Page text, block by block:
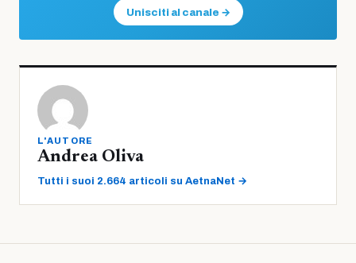
Unisciti al canale →
L'AUTORE
Andrea Oliva
Tutti i suoi 2.664 articoli su AetnaNet →